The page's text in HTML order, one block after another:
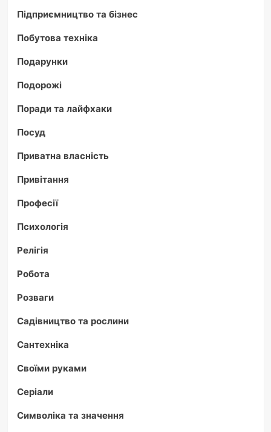
Підприємництво та бізнес
Побутова техніка
Подарунки
Подорожі
Поради та лайфхаки
Посуд
Приватна власність
Привітання
Професії
Психологія
Релігія
Робота
Розваги
Садівництво та рослини
Сантехніка
Своїми руками
Серіали
Символіка та значення